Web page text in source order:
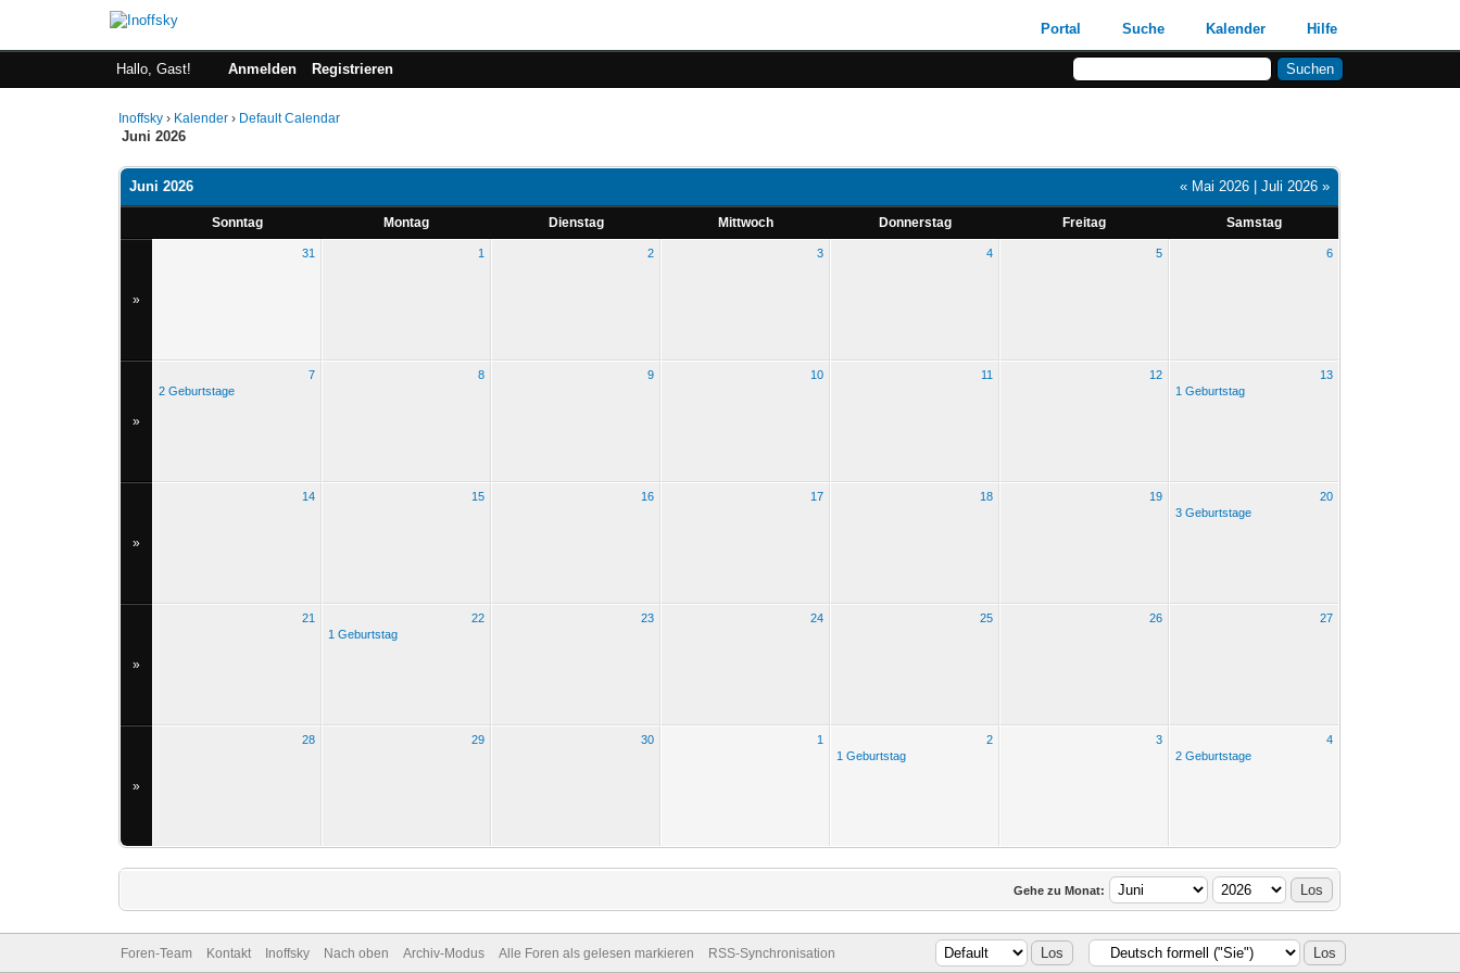
Portal Suche Kalender Hilfe
Hallo, Gast! Anmelden Registrieren
Inoffsky › Kalender › Default Calendar
Juni 2026
« Mai 2026 |Juli 2026 »
Juni 2026
Sonntag Montag Dienstag Mittwoch Donnerstag Freitag Samstag
»
31 1 2 3 4 5 6
»
7
2 Geburtstage
8 9 10 11 12
13
1 Geburtstag
»
14 15 16 17 18 19
20
3 Geburtstage
»
21
22
1 Geburtstag
23 24 25 26 27
»
28 29 30 1
2
1 Geburtstag
3
4
2 Geburtstage
Gehe zu Monat:
Foren-Team Kontakt Inoffsky Nach oben Archiv-Modus Alle Foren als gelesen markieren RSS-Synchronisation